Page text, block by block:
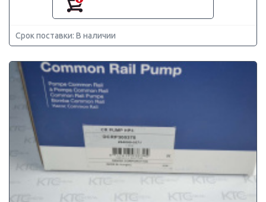
Срок поставки: В наличии